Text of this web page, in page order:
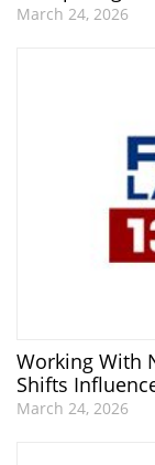
March 24, 2026
Working With
Shifts
March 24, 2026